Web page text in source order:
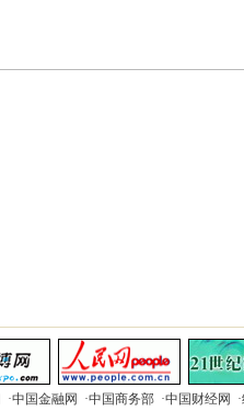
·中国金融网 ·中国商务部 ·中国财经网 ·